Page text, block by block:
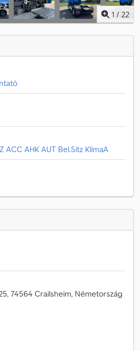
1 / 22
ACC AHK AUT Bel.Sitz KlimaA
74564 Crailsheim, Németország